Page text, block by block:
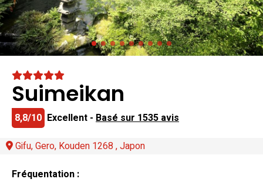
Suimeikan
8,8/10 Excellent - Basé sur 1535 avis
Gifu, Gero, Kouden 1268 , Japon
Fréquentation :